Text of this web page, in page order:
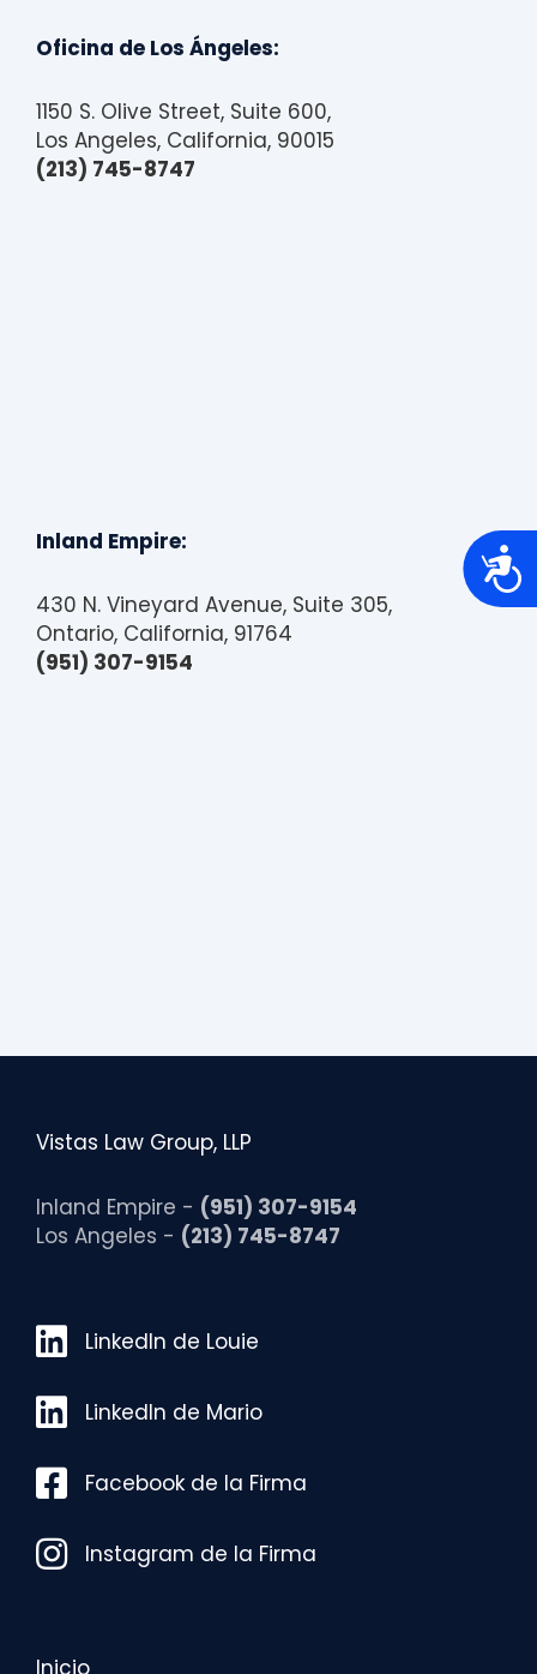
A
c
e
Oficina de Los Ángeles:
1150 S. Olive Street, Suite 600,
Los Angeles, California, 90015
(213) 745-8747
Inland Empire:
430 N. Vineyard Avenue, Suite 305,
Ontario, California, 91764
(951) 307-9154
Vistas Law Group, LLP
Inland Empire - (951) 307-9154
Los Angeles - (213) 745-8747
LinkedIn de Louie
LinkedIn de Louie
LinkedIn de Mario
LinkedIn de Mario
Facebook de la Firma
Facebook de la Firma
Instagram de la Firma
Instagram de la Firma